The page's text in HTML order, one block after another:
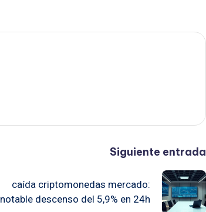
Siguiente entrada
caída criptomonedas mercado:
notable descenso del 5,9% en 24h